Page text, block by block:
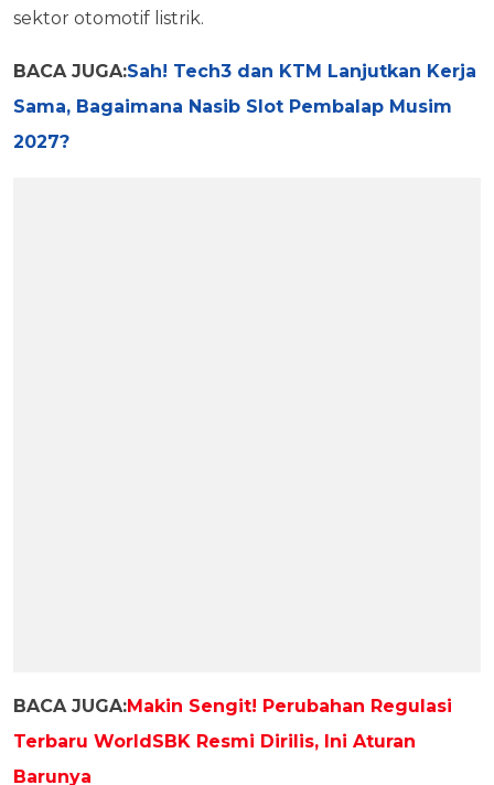
sektor otomotif listrik.
BACA JUGA:Sah! Tech3 dan KTM Lanjutkan Kerja
Sama, Bagaimana Nasib Slot Pembalap Musim
2027?
BACA JUGA:Makin Sengit! Perubahan Regulasi
Terbaru WorldSBK Resmi Dirilis, Ini Aturan
Barunya